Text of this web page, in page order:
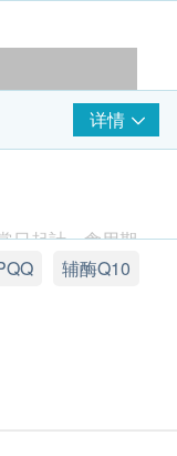
详情
日起計，食用期
有限公司 及 健
辅酶Q10